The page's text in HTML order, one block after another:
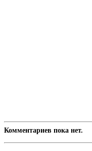
Комментариев пока нет.